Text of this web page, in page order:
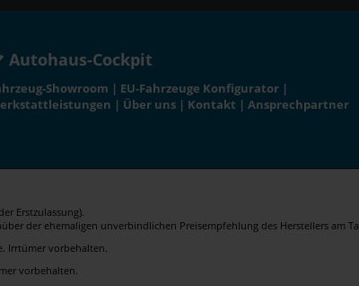
Autohaus-Cockpit
Showroom | EU-Fahrzeuge Konfigurator |
| Über uns | Kontakt |Ansprechpartner
Erstzulassung).
der ehemaligen unverbindlichen Preisempfehlung des Herstellers am
Irrtümer vorbehalten.
vorbehalten.